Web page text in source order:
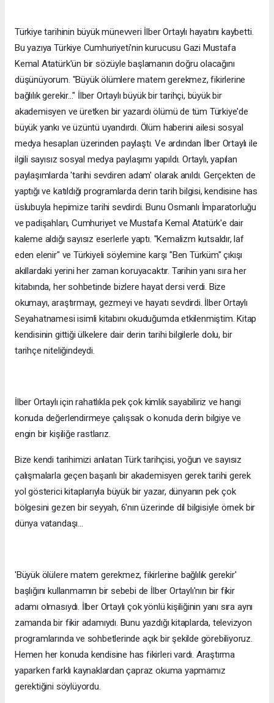
Türkiye tarihinin büyük münevveri İlber Ortaylı hayatını kaybetti.
Bu yazıya Türkiye Cumhuriyeti'nin kurucusu Gazi Mustafa
Kemal Atatürk'ün bir sözüyle başlamanın doğru olacağını
düşünüyorum. "Büyük ölümlere matem gerekmez, fikirlerine
bağlılık gerekir..." İlber Ortaylı büyük bir tarihçi, büyük bir
akademisyen ve üretken bir yazardı ölümü de tüm Türkiye'de
büyük yankı ve üzüntü uyandırdı. Ölüm haberini ailesi sosyal
medya hesapları üzerinden paylaştı. Ve ardından İlber Ortaylı ile
ilgili sayısız sosyal medya paylaşımı yapıldı. Ortaylı, yapılan
paylaşımlarda 'tarihi sevdiren adam' olarak anıldı. Gerçekten de
yaptığı ve katıldığı programlarda derin tarih bilgisi, kendisine has
üslubuyla hepimize tarihi sevdirdi. Bunu Osmanlı İmparatorluğu
ve padişahları, Cumhuriyet ve Mustafa Kemal Atatürk'e dair
kaleme aldığı sayısız eserlerle yaptı. "Kemalizm kutsaldır, laf
eden elenir" ve Türkiyeli söylemine karşı "Ben Türküm" çıkışı
akıllardaki yerini her zaman koruyacaktır. Tarihin yanı sıra her
kitabında, her sohbetinde bizlere hayat dersi verdi. Bize
okumayı, araştırmayı, gezmeyi ve hayatı sevdirdi. İlber Ortaylı
Seyahatnamesi isimli kitabını okuduğumda etkilenmiştim. Kitap
kendisinin gittiği ülkelere dair derin tarihi bilgilerle dolu, bir
tarihçe niteliğindeydi.
İlber Ortaylı için rahatlıkla pek çok kimlik sayabiliriz ve hangi
konuda değerlendirmeye çalışsak o konuda derin bilgiye ve
engin bir kişiliğe rastlarız.
Bize kendi tarihimizi anlatan Türk tarihçisi, yoğun ve sayısız
çalışmalarla geçen başarılı bir akademisyen gerek tarihi gerek
yol gösterici kitaplarıyla büyük bir yazar, dünyanın pek çok
bölgesini gezen bir seyyah, 6'nın üzerinde dil bilgisiyle örnek bir
dünya vatandaşı...
'Büyük ölülere matem gerekmez, fikirlerine bağlılık gerekir'
başlığını kullanmamın bir sebebi de İlber Ortaylı'nın bir fikir
adamı olmasıydı. İlber Ortaylı çok yönlü kişiliğinin yanı sıra aynı
zamanda bir fikir adamıydı. Bunu yazdığı kitaplarda, televizyon
programlarında ve sohbetlerinde açık bir şekilde görebiliyoruz.
Hemen her konuda kendisine has fikirleri vardı. Araştırma
yaparken farklı kaynaklardan çapraz okuma yapmamız
gerektiğini söylüyordu.